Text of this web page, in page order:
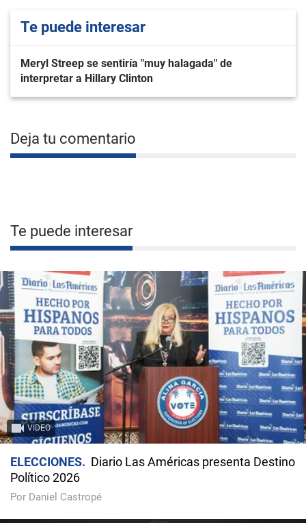
Te puede interesar
Meryl Streep se sentiría "muy halagada" de
interpretar a Hillary Clinton
Deja tu comentario
Te puede interesar
VIDEO
ELECCIONES
Diario Las Américas presenta Destino
Político 2026
Por Daniel Castropé